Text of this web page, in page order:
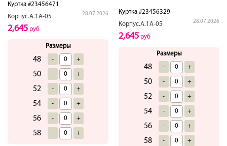
Куртка #23456471
Корпус.А.1А-05
28.07.2026
2,645 руб
Размеры
48 - +
50 - +
52 - +
54 - +
56 - +
58 - +
Куртка #23456329
Корпус.А.1А-05
28.07.2026
2,645 руб
Размеры
48 - +
50 - +
52 - +
54 - +
56 - +
58 - +